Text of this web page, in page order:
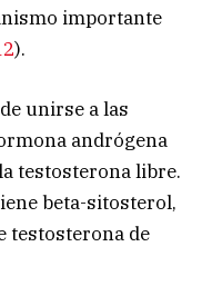
importante
).
unirse a las
andrógena
testosterona libre.
beta-sitosterol,
testosterona de